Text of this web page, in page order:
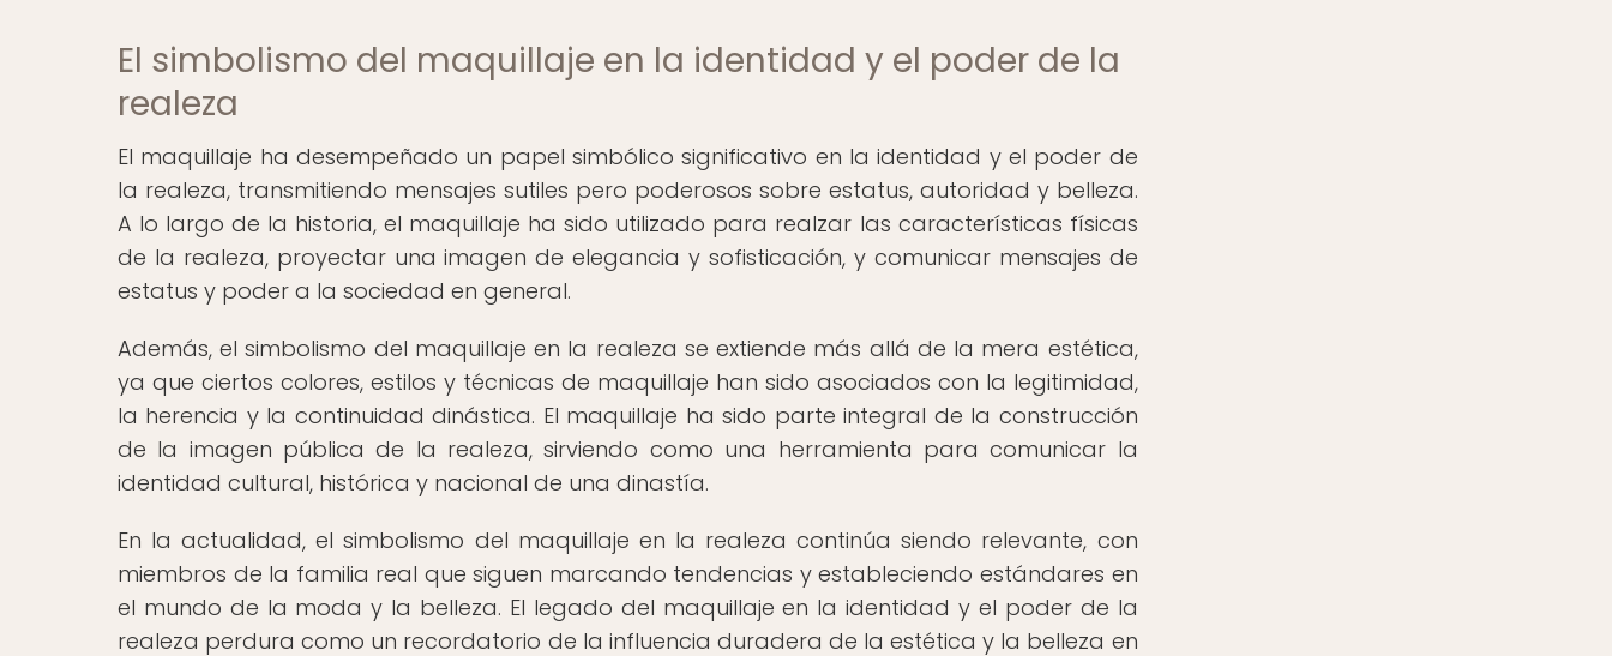
El simbolismo del maquillaje en la identidad y el poder de la
realeza
El maquillaje ha desempeñado un papel simbólico significativo en la identidad y el poder de
la realeza, transmitiendo mensajes sutiles pero poderosos sobre estatus, autoridad y belleza.
A lo largo de la historia, el maquillaje ha sido utilizado para realzar las características físicas
de la realeza, proyectar una imagen de elegancia y sofisticación, y comunicar mensajes de
estatus y poder a la sociedad en general.
Además, el simbolismo del maquillaje en la realeza se extiende más allá de la mera estética,
ya que ciertos colores, estilos y técnicas de maquillaje han sido asociados con la legitimidad,
la herencia y la continuidad dinástica. El maquillaje ha sido parte integral de la construcción
de la imagen pública de la realeza, sirviendo como una herramienta para comunicar la
identidad cultural, histórica y nacional de una dinastía.
En la actualidad, el simbolismo del maquillaje en la realeza continúa siendo relevante, con
miembros de la familia real que siguen marcando tendencias y estableciendo estándares en
el mundo de la moda y la belleza. El legado del maquillaje en la identidad y el poder de la
realeza perdura como un recordatorio de la influencia duradera de la estética y la belleza en